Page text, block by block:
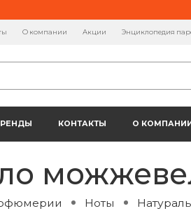
О компании Акции Энциклопедия
КОНТАКТЫ О КОМПАНИИ
Ноты